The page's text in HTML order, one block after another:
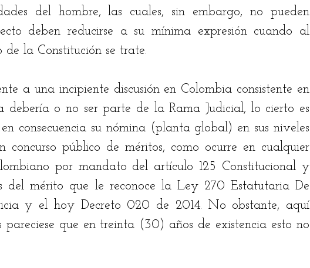
del hombre, las cuales, sin embargo, no pueden
deben reducirse a su mínima expresión cuando al
de la Constitución se trate.
a una incipiente discusión en Colombia consistente en
debería o no ser parte de la Rama Judicial, lo cierto es
consecuencia su nómina (planta global) en sus niveles
concurso público de méritos, como ocurre en cualquier
por mandato del artículo 125 Constitucional y
del mérito que le reconoce la Ley 270 Estatutaria De
y el hoy Decreto 020 de 2014. No obstante, aquí
pareciese que en treinta (30) años de existencia esto no